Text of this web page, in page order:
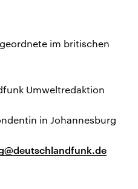
im britischen
Umweltredaktion
in Johannesburg